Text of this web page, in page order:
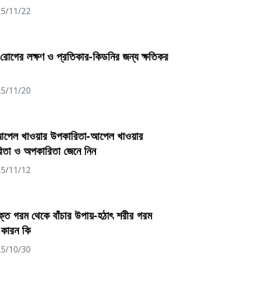
11/22
লক্ষণ ও প্রতিকার-কিডনির জন্য ক্ষতিকর
11/20
খাওয়ার উপকারিতা-আপেল খাওয়ার
ও অপকারিতা জেনে নিন
11/12
গরম থেকে বাঁচার উপায়-হঠাৎ শরীর গরম
কি
10/30